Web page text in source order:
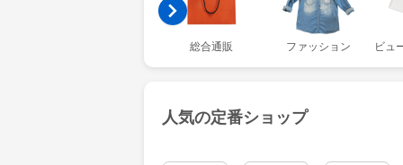
総合通販 ファッション ビュ
人気の定番ショップ